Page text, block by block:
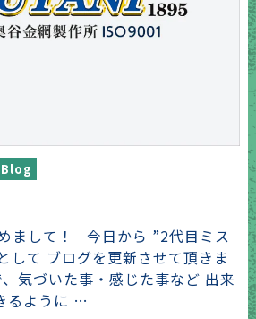
Blog
まして！ 今日から ”2代目ミス
して ブログを更新させて頂きま
気づいた事・感じた事など 出来
るように …